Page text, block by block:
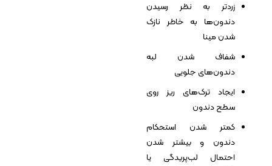
زردتر به نظر رسیدن
دندون‌ها به خاطر نازک
شدن مینا
شفاف شدن لبه
دندون‌های جلویی
ایجاد ترک‌های ریز روی
سطح دندون
کمتر شدن استحکام
دندون و بیشتر شدن
احتمال لب‌پریدگی یا